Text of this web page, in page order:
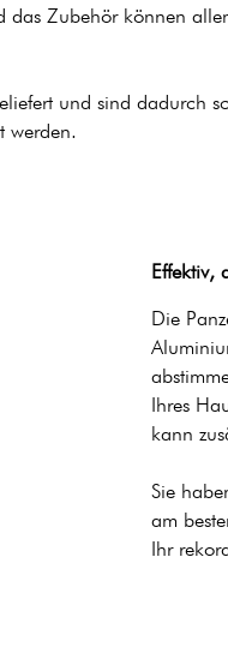
Zubehör können
und sind dadurch
werden.
Effektiv,
Die
Ihres
kann
Sie
am
Ihr